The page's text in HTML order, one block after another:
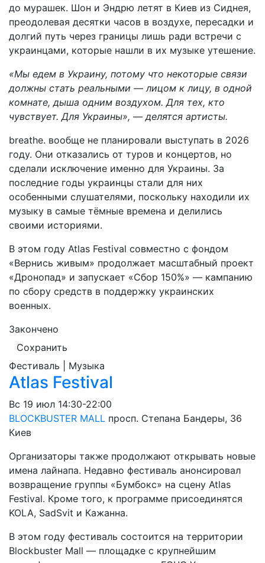
до мурашек. Шон и Эндрю летят в Киев из Сиднея,
преодолевая десятки часов в воздухе, пересадки и
долгий путь через границы лишь ради встречи с
украинцами, которые нашли в их музыке утешение.
«Мы едем в Украину, потому что некоторые связи
должны стать реальными — лицом к лицу, в одной
комнате, дыша одним воздухом. Для тех, кто
чувствует. Для Украины», — делятся артисты.
breathe. вообще не планировали выступать в 2026
году. Они отказались от туров и концертов, но
сделали исключение именно для Украины. За
последние годы украинцы стали для них
особенными слушателями, поскольку находили их
музыку в самые тёмные времена и делились
своими историями.
В этом году Atlas Festival совместно с фондом
«Вернись живым» продолжает масштабный проект
«Дронопад» и запускает «Сбор 150%» — кампанию
по сбору средств в поддержку украинских
военных.
Закончено
Сохранить
Фестиваль | Музыка
Atlas Festival
Вс 19 июл 14:30-22:00
BLOCKBUSTER MALL просп. Степана Бандеры, 36
Киев
Организаторы также продолжают открывать новые
имена лайнапа. Недавно фестиваль анонсировал
возвращение группы «Бумбокс» на сцену Atlas
Festival. Кроме того, к программе присоединятся
KOLA, SadSvit и Кажанна.
В этом году фестиваль состоится на территории
Blockbuster Mall — площадке с крупнейшим